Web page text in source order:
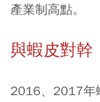
產業制高點。
與蝦皮對
2016、2017年